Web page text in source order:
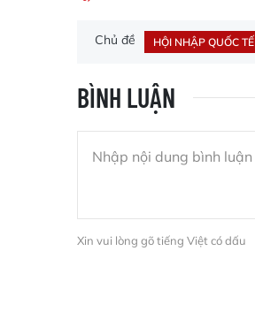
Chủ đề HỘI NHẬP QUỐC TẾ
BÌNH LUẬN
Xin vui lòng gõ tiếng Việt có dấu